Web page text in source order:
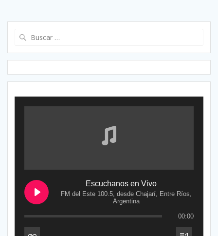
Escuchanos en Vivo
FM del Este 100.5, desde Chajarí, Entre Ríos,
Argentina
00:00